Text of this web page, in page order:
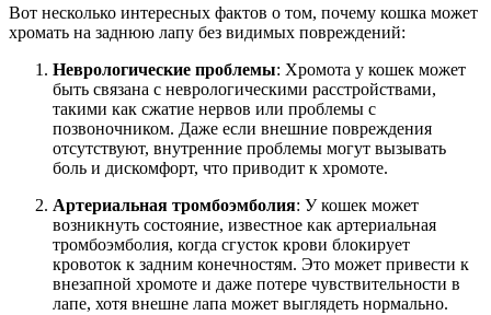
Вот несколько интересных фактов о том, почему кошка может
хромать на заднюю лапу без видимых повреждений:
Неврологические проблемы: Хромота у кошек может
быть связана с неврологическими расстройствами,
такими как сжатие нервов или проблемы с
позвоночником. Даже если внешние повреждения
отсутствуют, внутренние проблемы могут вызывать
боль и дискомфорт, что приводит к хромоте.
Артериальная тромбоэмболия: У кошек может
возникнуть состояние, известное как артериальная
тромбоэмболия, когда сгусток крови блокирует
кровоток к задним конечностям. Это может привести к
внезапной хромоте и даже потере чувствительности в
лапе, хотя внешне лапа может выглядеть нормально.